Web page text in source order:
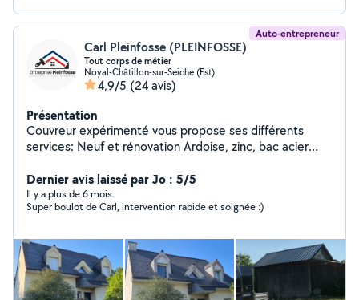
Auto-entrepreneur
Carl Pleinfosse (PLEINFOSSE)
Tout corps de métier
Noyal-Châtillon-sur-Seiche (Est)
4,9/5 (24 avis)
Présentation
Couvreur expérimenté vous propose ses différents
services: Neuf et rénovation Ardoise, zinc, bac acier
zinc demie ronde, Nantaise ou havraise Création ou
remplacement de fenêtre de toit de type Velux. Pose
de conduit du type Poujoulat Ventilation comble, vmc,
ardoise ou zinc Habillage de cheminée Étudie toutes
propositions, secteur d'activité : Lamballe, St-Brieuc ,
Binic, Paimpol, Guingamp , Lannion et leurs alentours.
N'hésitez pas à me joindre
Dernier avis laissé par Jo : 5/5
Il y a plus de 6 mois
Super boulot de Carl, intervention rapide et soignée :)